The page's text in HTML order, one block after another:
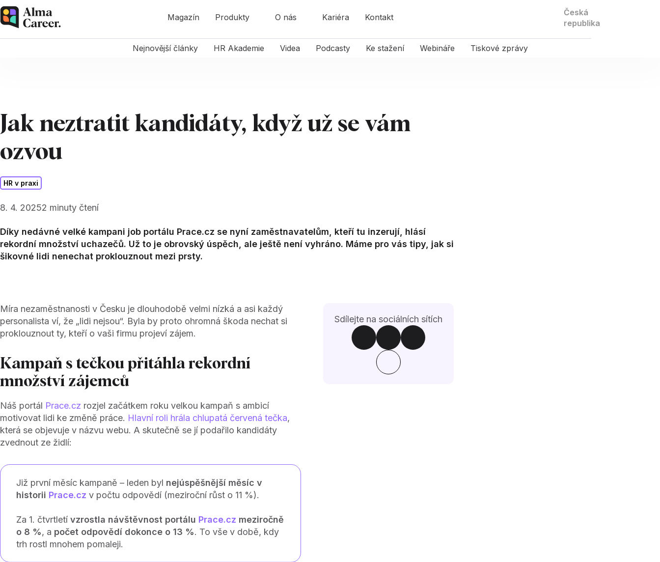
Magazín Produkty O nás Kariéra Kontakt
Česká
republika
Nejnovější články HR Akademie Videa Podcasty Ke stažení Webináře Tiskové zprávy
Jak neztratit kandidáty, když už se vám
ozvou
HR v praxi
8. 4. 20252 minuty čtení
Díky nedávné velké kampani job portálu Prace.cz se nyní zaměstnavatelům, kteří tu inzerují, hlásí
rekordní množství uchazečů. Už to je obrovský úspěch, ale ještě není vyhráno. Máme pro vás tipy, jak si
šikovné lidi nenechat proklouznout mezi prsty.
Míra nezaměstnanosti v Česku je dlouhodobě velmi nízká a asi každý
personalista ví, že „lidi nejsou“. Byla by proto ohromná škoda nechat si
proklouznout ty, kteří o vaši firmu projeví zájem.
Kampaň s tečkou přitáhla rekordní
množství zájemců
Náš portál Prace.cz rozjel začátkem roku velkou kampaň s ambicí
motivovat lidi ke změně práce. Hlavní roli hrála chlupatá červená tečka,
která se objevuje v názvu webu. A skutečně se jí podařilo kandidáty
zvednout ze židlí:
Již první měsíc kampaně –⁠⁠⁠⁠⁠⁠ leden byl nejúspěšnější měsíc v
historii Prace.cz v počtu odpovědí (meziroční růst o 11 %).
Za 1. čtvrtletí vzrostla návštěvnost portálu Prace.cz meziročně
o 8 %, a počet odpovědí dokonce o 13 %. To vše v době, kdy
trh rostl mnohem pomaleji.
Sdílejte na sociálních sítích